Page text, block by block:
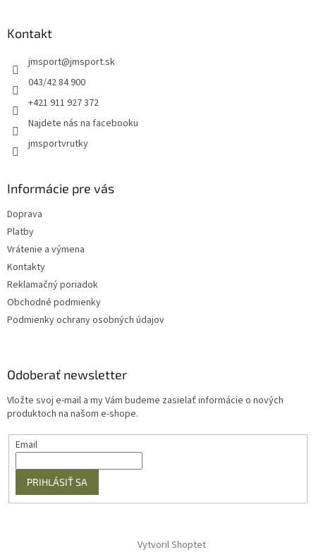
Kontakt
jmsport@jmsport.sk
043/42 84 900
+421 911 927 372
Najdete nás na facebooku
jmsportvrutky
Informácie pre vás
Doprava
Platby
Vrátenie a výmena
Kontakty
Reklamačný poriadok
Obchodné podmienky
Podmienky ochrany osobných údajov
Odoberať newsletter
Vložte svoj e-mail a my Vám budeme zasielať informácie o nových
produktoch na našom e-shope.
Email
PRIHLÁSIŤ SA
Vytvoril Shoptet